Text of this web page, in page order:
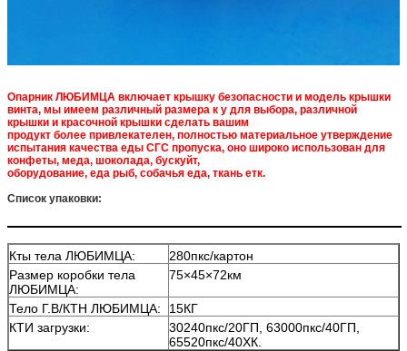
Опарник ЛЮБИМЦА включает крышку безопасности и модель крышки
винта, мы имеем различный размера к у для выбора, различной
крышки и красочной крышки сделать вашим
продукт более привлекателен, полностью материальное утверждение
испытания качества еды СГС пропуска, оно широко использован для
конфеты, меда, шоколада, бускуйт,
оборудование, еда рыб, собачья еда, ткань етк.
Список упаковки:
Кты тела ЛЮБИМЦА:
280пкс/картон
Размер коробки тела
ЛЮБИМЦА:
75×45×72км
Тело Г.В/КТН ЛЮБИМЦА:
15КГ
КТИ загрузки:
30240пкс/20ГП, 63000пкс/40ГП,
65520пкс/40ХК.